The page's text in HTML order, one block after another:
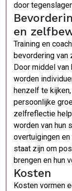
door
en
Training en
bevordering
Door middel
worden
henzelf te
persoonlijke
zelfreflectie
worden van hun
overtuigingen
staat zijn om
brengen en hun
Kosten
Kosten vormen